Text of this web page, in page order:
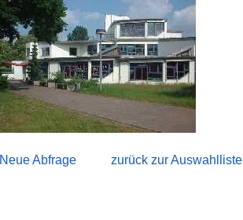
Neue Abfrage zurück zur Auswahlliste